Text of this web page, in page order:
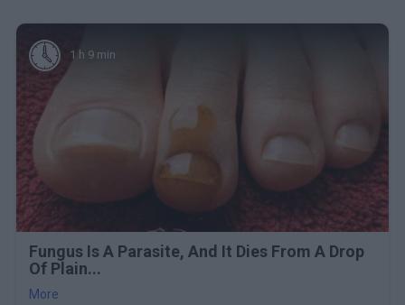
1 h 9 min
Fungus Is A Parasite, And It Dies From A Drop
Of Plain...
More